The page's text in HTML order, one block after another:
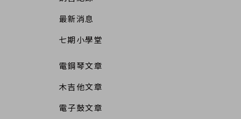
最新消息
七期小學堂
電鋼琴文章
木吉他文章
電子鼓文章